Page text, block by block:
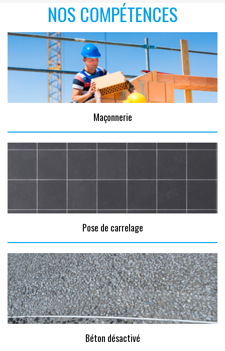
NOS COMPÉTENCES
Maçonnerie
Pose de carrelage
Béton désactivé